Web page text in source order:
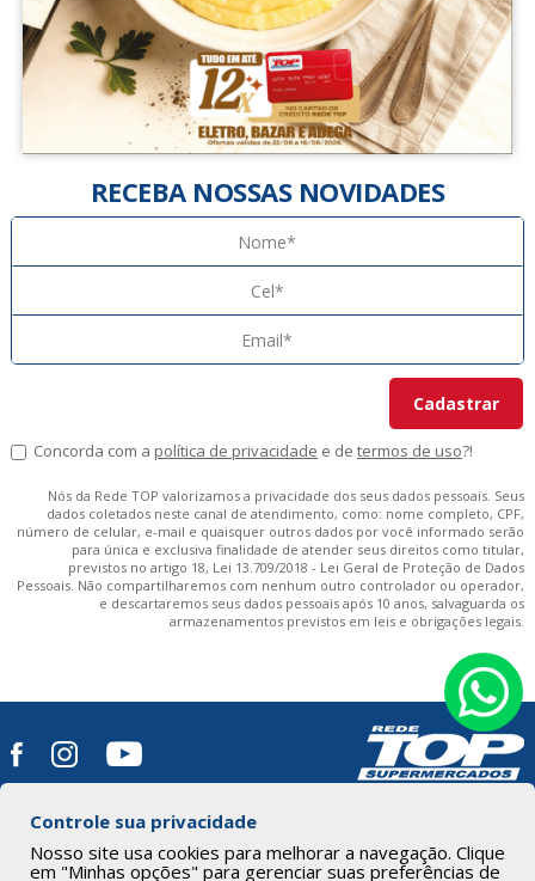
RECEBA NOSSAS NOVIDADES
Concorda com a política de privacidade e de termos de uso?!
Nós da Rede TOP valorizamos a privacidade dos seus dados pessoais. Seus
dados coletados neste canal de atendimento, como: nome completo, CPF,
número de celular, e-mail e quaisquer outros dados por você informado serão
para única e exclusiva finalidade de atender seus direitos como titular,
previstos no artigo 18, Lei 13.709/2018 - Lei Geral de Proteção de Dados
Pessoais. Não compartilharemos com nenhum outro controlador ou operador,
e descartaremos seus dados pessoais após 10 anos, salvaguarda os
armazenamentos previstos em leis e obrigações legais.
HOME | A REDE TOP | LOJAS | PROGRAMA FIDELIDADE
OFERTAS | RECEITAS | NOTÍCIAS | VAGAS | CONTATO
Controle sua privacidade
Nosso site usa cookies para melhorar a navegação. Clique
em "Minhas opções" para gerenciar suas preferências de